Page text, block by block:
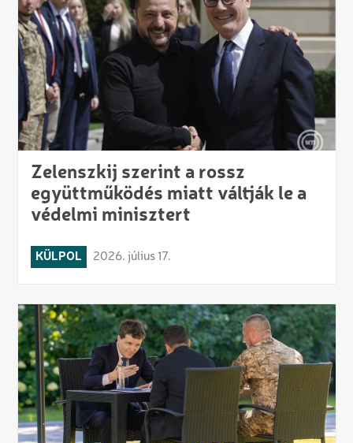
Zelenszkij szerint a rossz
együttműködés miatt váltják le a
védelmi minisztert
KÜLPOL 2026. július 17.